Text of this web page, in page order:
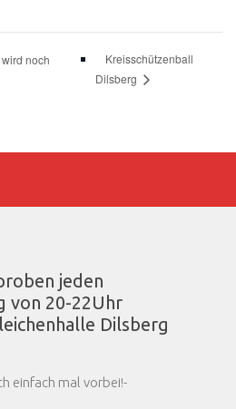
noch
Kreisschützenball
Dilsberg
jeden
von 20-22Uhr
Dilsberg
einfach mal vorbei!-